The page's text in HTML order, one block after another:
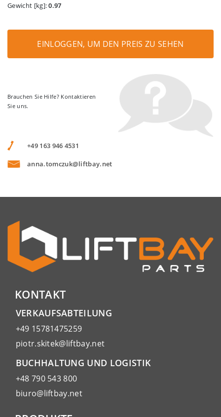
Gewicht [kg]:0.97
EINLOGGEN, UM DEN PREIS ZU SEHEN
Brauchen Sie Hilfe? Kontaktieren
Sie uns.
+49 163 946 4531
anna.tomczuk@liftbay.net
KONTAKT
VERKAUFSABTEILUNG
+49 15781475259
piotr.skitek@liftbay.net
BUCHHALTUNG UND LOGISTIK
+48 790 543 800
biuro@liftbay.net